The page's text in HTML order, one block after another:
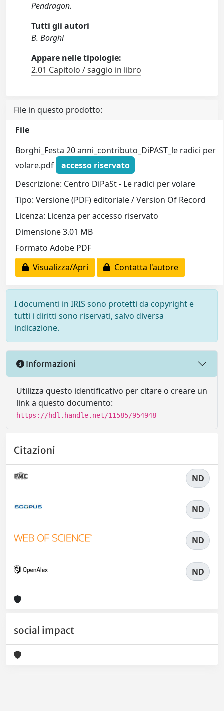
Pendragon.
Tutti gli autori
B. Borghi
Appare nelle tipologie:
2.01 Capitolo / saggio in libro
File in questo prodotto:
File
Borghi_Festa 20 anni_contributo_DiPAST_le radici per
volare.pdf
accesso riservato
Descrizione: Centro DiPaSt - Le radici per volare
Tipo: Versione (PDF) editoriale / Version Of Record
Licenza: Licenza per accesso riservato
Dimensione 3.01 MB
Formato Adobe PDF
Visualizza/Apri
Contatta l'autore
I documenti in IRIS sono protetti da copyright e
tutti i diritti sono riservati, salvo diversa
indicazione.
Informazioni
Utilizza questo identificativo per citare o creare un
link a questo documento:
https://hdl.handle.net/11585/954948
Citazioni
ND
ND
ND
ND
social impact